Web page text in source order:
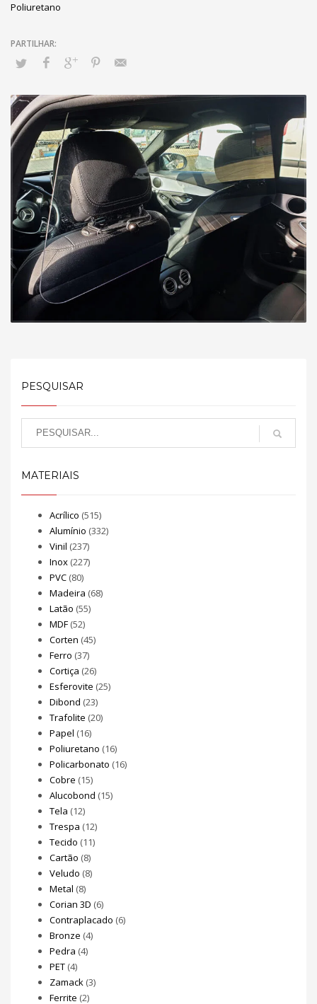
Poliuretano
PESQUISAR
MATERIAIS
Acrílico (515)
Alumínio (332)
Vinil (237)
Inox (227)
PVC (80)
Madeira (68)
Latão (55)
MDF (52)
Corten (45)
Ferro (37)
Cortiça (26)
Esferovite (25)
Dibond (23)
Trafolite (20)
Papel (16)
Poliuretano (16)
Policarbonato (16)
Cobre (15)
Alucobond (15)
Tela (12)
Trespa (12)
Tecido (11)
Cartão (8)
Veludo (8)
Metal (8)
Corian 3D (6)
Contraplacado (6)
Bronze (4)
Pedra (4)
PET (4)
Zamack (3)
Ferrite (2)